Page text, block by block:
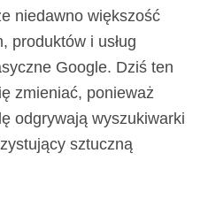
niedawno większość
produktów i usług
Google. Dziś ten
zmieniać, ponieważ
odgrywają wyszukiwarki
sztuczną